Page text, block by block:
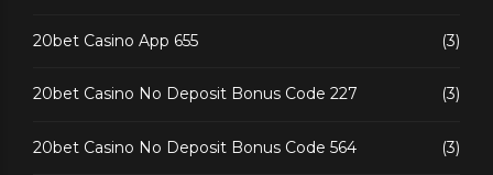
20bet Casino App 655 (3)
20bet Casino No Deposit Bonus Code 227 (3)
20bet Casino No Deposit Bonus Code 564 (3)